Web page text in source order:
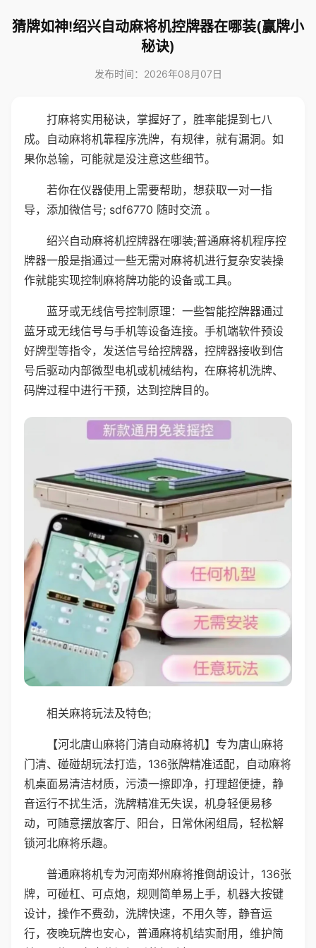
猜牌如神!绍兴自动麻将机控牌器在哪装(赢牌小
秘诀)
发布时间：2026年08月07日
打麻将实用秘诀，掌握好了，胜率能提到七八
成。自动麻将机靠程序洗牌，有规律，就有漏洞。如
果你总输，可能就是没注意这些细节。
若你在仪器使用上需要帮助，想获取一对一指
导，添加微信号; sdf6770 随时交流 。
绍兴自动麻将机控牌器在哪装;普通麻将机程序控
牌器一般是指通过一些无需对麻将机进行复杂安装操
作就能实现控制麻将牌功能的设备或工具。
蓝牙或无线信号控制原理：一些智能控牌器通过
蓝牙或无线信号与手机等设备连接。手机端软件预设
好牌型等指令，发送信号给控牌器，控牌器接收到信
号后驱动内部微型电机或机械结构，在麻将机洗牌、
码牌过程中进行干预，达到控牌目的。
相关麻将玩法及特色;
【河北唐山麻将门清自动麻将机】专为唐山麻将
门清、碰碰胡玩法打造，136张牌精准适配，自动麻将
机桌面易清洁材质，污渍一擦即净，打理超便捷，静
音运行不扰生活，洗牌精准无失误，机身轻便易移
动，可随意摆放客厅、阳台，日常休闲组局，轻松解
锁河北麻将乐趣。
普通麻将机专为河南郑州麻将推倒胡设计，136张
牌，可碰杠、可点炮，规则简单易上手，机器大按键
设计，操作不费劲，洗牌快速，不用久等，静音运
行，夜晚玩牌也安心，普通麻将机结实耐用，维护简